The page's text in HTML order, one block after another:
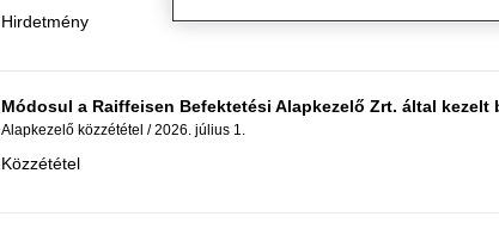
Hirdetmény
Módosul a Raiffeisen Befektetési Alapkezelő Zrt. által
Alapkezelő közzététel 2026. július 1.
Közzététel